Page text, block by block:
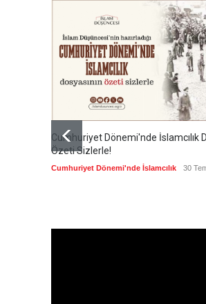
Cumhuriyet Dönemi'nde İslamcılık
Özeti Sizlerle!
Cumhuriyet Dönemi'nde İslamcılık 30